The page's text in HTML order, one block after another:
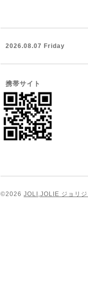
2026.08.07 Friday
携帯サイト
©2026 JOLI,JOLIE ジョリジ